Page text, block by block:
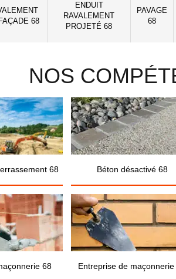
68
ENDUIT
RAVALEMENT
PROJETÉ 68
PAVAGE
68
NOS
68 Béton désactivé 68
68 Entreprise de maçonnerie